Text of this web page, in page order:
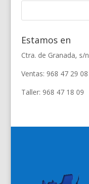
Estamos en
Ctra. de Granada, s/n
Ventas: 968 47 29 08
Taller: 968 47 18 09